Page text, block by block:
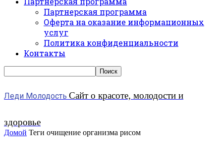
Партнерская программа
Оферта на оказание информационных
услуг
Политика конфиденциальности
Контакты
Леди Молодость Сайт о красоте, молодости и
здоровье
Домой Теги очищение организма рисом